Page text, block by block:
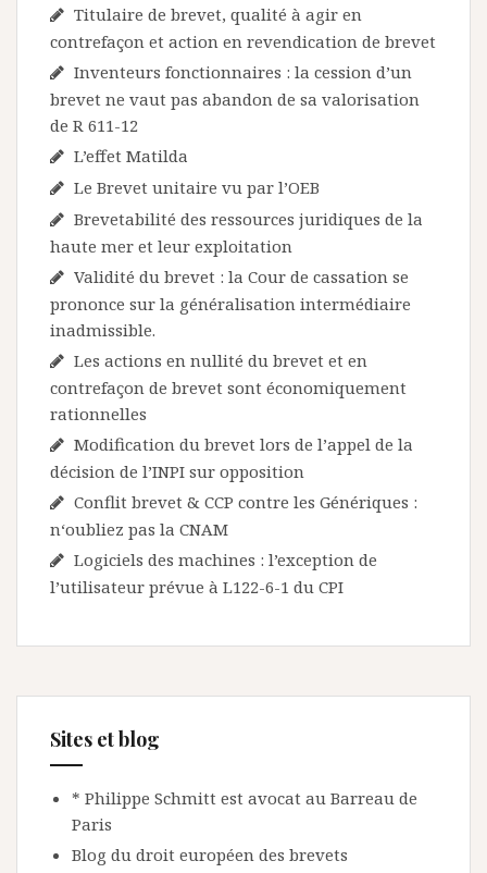
Titulaire de brevet, qualité à agir en
contrefaçon et action en revendication de brevet
Inventeurs fonctionnaires : la cession d’un
brevet ne vaut pas abandon de sa valorisation
de R 611-12
L’effet Matilda
Le Brevet unitaire vu par l’OEB
Brevetabilité des ressources juridiques de la
haute mer et leur exploitation
Validité du brevet : la Cour de cassation se
prononce sur la généralisation intermédiaire
inadmissible.
Les actions en nullité du brevet et en
contrefaçon de brevet sont économiquement
rationnelles
Modification du brevet lors de l’appel de la
décision de l’INPI sur opposition
Conflit brevet & CCP contre les Génériques :
n‘oubliez pas la CNAM
Logiciels des machines : l’exception de
l’utilisateur prévue à L122-6-1 du CPI
Sites et blog
* Philippe Schmitt est avocat au Barreau de
Paris
Blog du droit européen des brevets